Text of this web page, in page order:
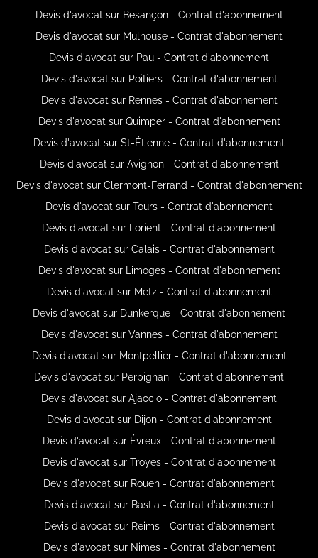
Devis d'avocat sur Besançon - Contrat d'abonnement
Devis d'avocat sur Mulhouse - Contrat d'abonnement
Devis d'avocat sur Pau - Contrat d'abonnement
Devis d'avocat sur Poitiers - Contrat d'abonnement
Devis d'avocat sur Rennes - Contrat d'abonnement
Devis d'avocat sur Quimper - Contrat d'abonnement
Devis d'avocat sur St-Étienne - Contrat d'abonnement
Devis d'avocat sur Avignon - Contrat d'abonnement
Devis d'avocat sur Clermont-Ferrand - Contrat d'abonnement
Devis d'avocat sur Tours - Contrat d'abonnement
Devis d'avocat sur Lorient - Contrat d'abonnement
Devis d'avocat sur Calais - Contrat d'abonnement
Devis d'avocat sur Limoges - Contrat d'abonnement
Devis d'avocat sur Metz - Contrat d'abonnement
Devis d'avocat sur Dunkerque - Contrat d'abonnement
Devis d'avocat sur Vannes - Contrat d'abonnement
Devis d'avocat sur Montpellier - Contrat d'abonnement
Devis d'avocat sur Perpignan - Contrat d'abonnement
Devis d'avocat sur Ajaccio - Contrat d'abonnement
Devis d'avocat sur Dijon - Contrat d'abonnement
Devis d'avocat sur Évreux - Contrat d'abonnement
Devis d'avocat sur Troyes - Contrat d'abonnement
Devis d'avocat sur Rouen - Contrat d'abonnement
Devis d'avocat sur Bastia - Contrat d'abonnement
Devis d'avocat sur Reims - Contrat d'abonnement
Devis d'avocat sur Nimes - Contrat d'abonnement